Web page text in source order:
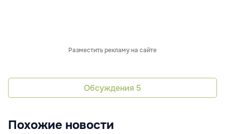
Разместить рекламу на сайте
Обсуждения 5
Похожие новости